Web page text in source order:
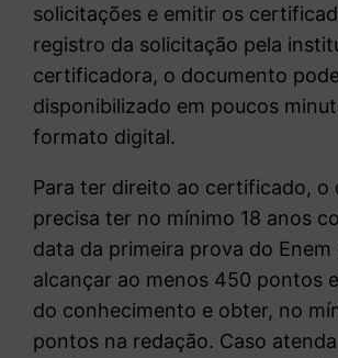
solicitações e emitir os
registro da solicitação pela
certificadora, o documento
disponibilizado em poucos
formato digital.
Para ter direito ao certificado, o
precisa ter no mínimo 18 anos
data da primeira prova do Enem
alcançar ao menos 450 pontos
do conhecimento e obter, no
pontos na redação. Caso